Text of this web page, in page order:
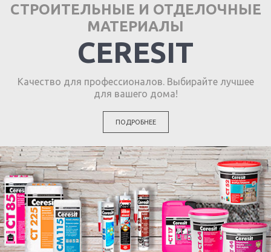
СТРОИТЕЛЬНЫЕ И ОТДЕЛОЧНЫЕ
МАТЕРИАЛЫ
CERESIT
Качество для профессионалов. Выбирайте лучшее
для вашего дома!
ПОДРОБНЕЕ